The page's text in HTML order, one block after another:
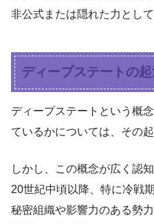
非公式または隠れた力とし
ディープステートの
ディープステートという概
ているかについては、その
しかし、この概念が広く認
20世紀中頃以降、特に冷戦
秘密組織や影響力のある勢